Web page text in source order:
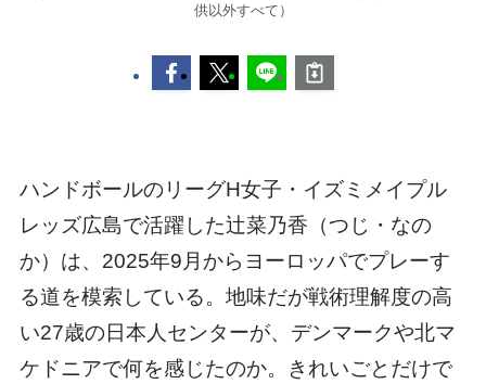
供以外すべて）
ハンドボールのリーグH女子・イズミメイプル
レッズ広島で活躍した辻菜乃香（つじ・なの
か）は、2025年9月からヨーロッパでプレーす
る道を模索している。地味だが戦術理解度の高
い27歳の日本人センターが、デンマークや北マ
ケドニアで何を感じたのか。きれいごとだけで